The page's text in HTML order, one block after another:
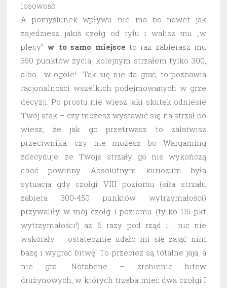
losowość.
A pomyślunek wpływu nie ma bo nawet jak
zajedziesz jakiś czołg od tyłu i walisz mu „w
plecy” w to samo miejsce to raz zabierasz mu
350 punktów życia, kolejnym strzałem tylko 300,
albo… w ogóle! Tak się nie da grać, to pozbawia
racjonalności wszelkich podejmowanych w grze
decyzji. Po prostu nie wiesz jaki skutek odniesie
Twój atak – czy możesz wystawić się na strzał bo
wiesz, że jak go przetrwasz to załatwisz
przeciwnika, czy nie możesz bo Wargaming
zdecyduje, że Twoje strzały go nie wykończą
choć powinny. Absolutnym kuriozum była
sytuacja gdy czołgi VIII poziomu (siła strzału
zabiera 300-450 punktów wytrzymałości)
przywaliły w mój czołg I poziomu (tylko 115 pkt
wytrzymałości!) aż 6 razy pod rząd i… nic nie
wskórały – ostatecznie udało mi się zająć nim
bazę i wygrać bitwę! To przecież są totalne jaja, a
nie gra. Notabene – zrobienie bitew
drużynowych, w których trzeba mieć dwa czołgi I